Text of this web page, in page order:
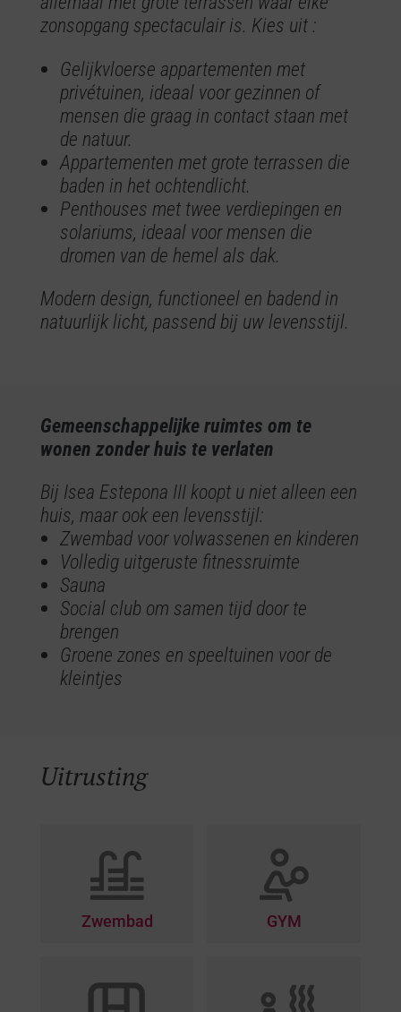
zonsopgang spectaculair is. Kies uit :
Gelijkvloerse appartementen met
privétuinen, ideaal voor gezinnen of
mensen die graag in contact staan met
de natuur.
Appartementen met grote terrassen die
baden in het ochtendlicht.
Penthouses met twee verdiepingen en
solariums, ideaal voor mensen die
dromen van de hemel als dak.
Modern design, functioneel en badend in
natuurlijk licht, passend bij uw levensstijl.
Gemeenschappelijke ruimtes om te
wonen zonder huis te verlaten
Bij Isea Estepona III koopt u niet alleen een
huis, maar ook een levensstijl:
Zwembad voor volwassenen en kinderen
Volledig uitgeruste fitnessruimte
Sauna
Social club om samen tijd door te
brengen
Groene zones en speeltuinen voor de
kleintjes
Uitrusting
Zwembad GYM